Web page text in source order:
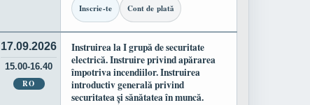
Inscrie-te Cont de plată
17.09.2026
15.00-16.40
RO
Instruirea la I grupă de securitate
electrică. Instruire privind apărarea
împotriva incendiilor. Instruirea
introductiv generală privind
securitatea și sănătatea în muncă.